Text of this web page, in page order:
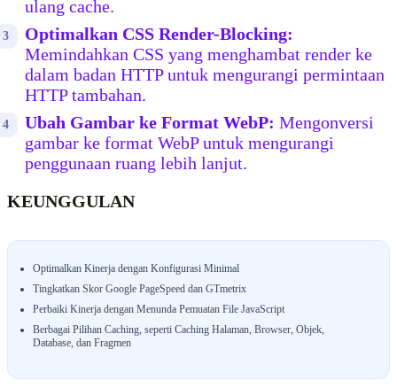
ulang cache.
Optimalkan CSS Render-Blocking:
Memindahkan CSS yang menghambat render ke
dalam badan HTTP untuk mengurangi permintaan
HTTP tambahan.
Ubah Gambar ke Format WebP: Mengonversi
gambar ke format WebP untuk mengurangi
penggunaan ruang lebih lanjut.
KEUNGGULAN
Optimalkan Kinerja dengan Konfigurasi Minimal
Tingkatkan Skor Google PageSpeed ​​dan GTmetrix
Perbaiki Kinerja dengan Menunda Pemuatan File JavaScript
Berbagai Pilihan Caching, seperti Caching Halaman, Browser, Objek,
Database, dan Fragmen